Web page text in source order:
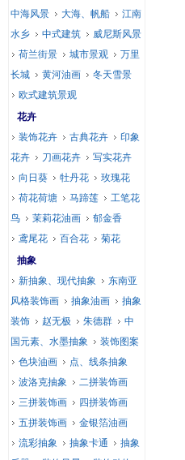
中海风景
大海、帆船
江南
水乡
中式建筑
威尼斯风景
荷兰街景
城市景观
万里
长城
黄河油画
冬天雪景
欧式建筑景观
花卉
装饰花卉
古典花卉
印象
花卉
刀画花卉
写实花卉
向日葵
牡丹花
玫瑰花
荷花荷塘
马蹄莲
工笔花
鸟
茉莉花油画
郁金香
鸢尾花
百合花
菊花
抽象
新抽象、现代抽象
东南亚
风格装饰画
抽象油画
抽象
装饰
赵无极 朱德群
中
国元素、水墨抽象
装饰图案
色块油画
点、线条抽象
波洛克抽象
二拼装饰画
三拼装饰画
四拼装饰画
五拼装饰画
金银箔油画
流彩抽象
抽象卡通
抽象